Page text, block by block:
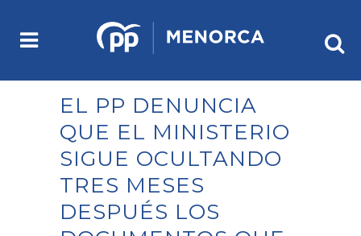
EL PP DENUNCIA
QUE EL MINISTERIO
SIGUE OCULTANDO
TRES MESES
DESPUÉS LOS